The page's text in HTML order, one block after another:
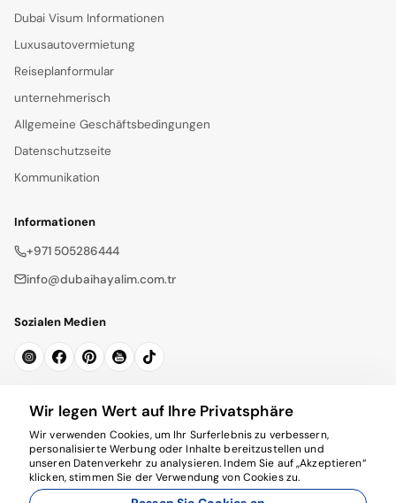
Dubai Visum Informationen
Luxusautovermietung
Reiseplanformular
unternehmerisch
Allgemeine Geschäftsbedingungen
Datenschutzseite
Kommunikation
Informationen
+971 505286444
info@dubaihayalim.com.tr
Sozialen Medien
Abonnieren
Wir legen Wert auf Ihre Privatsphäre
Wir verwenden Cookies, um Ihr Surferlebnis zu verbessern,
personalisierte Werbung oder Inhalte bereitzustellen und
unseren Datenverkehr zu analysieren. Indem Sie auf „Akzeptieren“
klicken, stimmen Sie der Verwendung von Cookies zu.